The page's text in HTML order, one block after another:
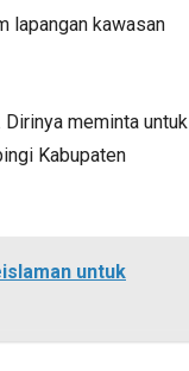
lapangan kawasan
meminta untuk
Kabupaten
untuk